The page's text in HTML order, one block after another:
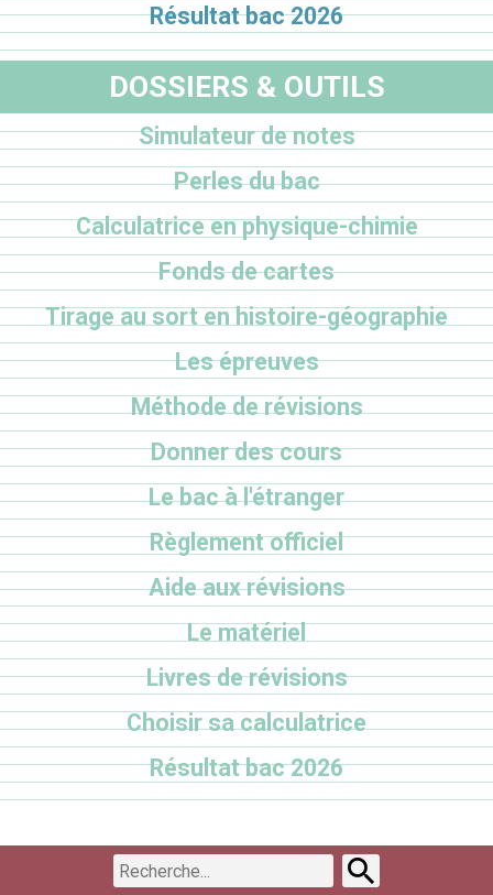
Résultat bac 2026
DOSSIERS & OUTILS
Simulateur de notes
Perles du bac
Calculatrice en physique-chimie
Fonds de cartes
Tirage au sort en histoire-géographie
Les épreuves
Méthode de révisions
Donner des cours
Le bac à l'étranger
Règlement officiel
Aide aux révisions
Le matériel
Livres de révisions
Choisir sa calculatrice
Résultat bac 2026